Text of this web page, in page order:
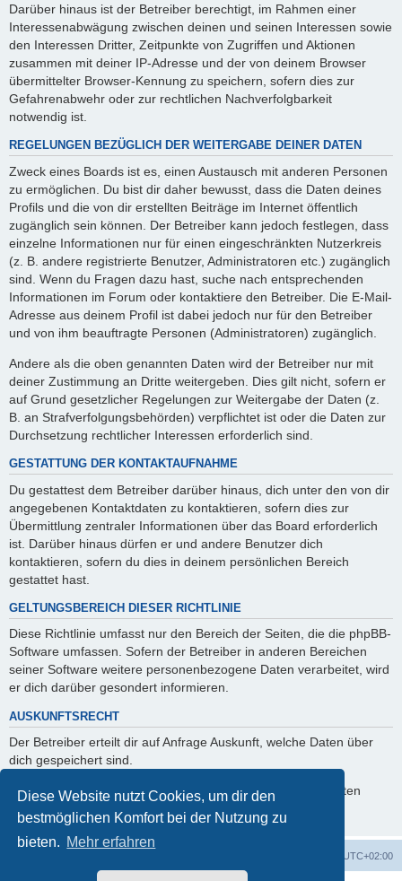
Diese Website nutzt Cookies, um dir den
bestmöglichen Komfort bei der Nutzung zu
bieten. Mehr erfahren
Darüber hinaus ist der Betreiber berechtigt, im Rahmen einer
Interessenabwägung zwischen deinen und seinen Interessen sowie
den Interessen Dritter, Zeitpunkte von Zugriffen und Aktionen
zusammen mit deiner IP-Adresse und der von deinem Browser
übermittelter Browser-Kennung zu speichern, sofern dies zur
Gefahrenabwehr oder zur rechtlichen Nachverfolgbarkeit
notwendig ist.
REGELUNGEN BEZÜGLICH DER WEITERGABE DEINER DATEN
Zweck eines Boards ist es, einen Austausch mit anderen Personen
zu ermöglichen. Du bist dir daher bewusst, dass die Daten deines
Profils und die von dir erstellten Beiträge im Internet öffentlich
zugänglich sein können. Der Betreiber kann jedoch festlegen, dass
einzelne Informationen nur für einen eingeschränkten Nutzerkreis
(z. B. andere registrierte Benutzer, Administratoren etc.) zugänglich
sind. Wenn du Fragen dazu hast, suche nach entsprechenden
Informationen im Forum oder kontaktiere den Betreiber. Die E-Mail-
Adresse aus deinem Profil ist dabei jedoch nur für den Betreiber
und von ihm beauftragte Personen (Administratoren) zugänglich.
Andere als die oben genannten Daten wird der Betreiber nur mit
deiner Zustimmung an Dritte weitergeben. Dies gilt nicht, sofern er
auf Grund gesetzlicher Regelungen zur Weitergabe der Daten (z.
B. an Strafverfolgungsbehörden) verpflichtet ist oder die Daten zur
Durchsetzung rechtlicher Interessen erforderlich sind.
GESTATTUNG DER KONTAKTAUFNAHME
Du gestattest dem Betreiber darüber hinaus, dich unter den von dir
angegebenen Kontaktdaten zu kontaktieren, sofern dies zur
Übermittlung zentraler Informationen über das Board erforderlich
ist. Darüber hinaus dürfen er und andere Benutzer dich
kontaktieren, sofern du dies in deinem persönlichen Bereich
gestattet hast.
GELTUNGSBEREICH DIESER RICHTLINIE
Diese Richtlinie umfasst nur den Bereich der Seiten, die die phpBB-
Software umfassen. Sofern der Betreiber in anderen Bereichen
seiner Software weitere personenbezogene Daten verarbeitet, wird
er dich darüber gesondert informieren.
AUSKUNFTSRECHT
Der Betreiber erteilt dir auf Anfrage Auskunft, welche Daten über
dich gespeichert sind.
Du kannst jederzeit die Löschung bzw. Sperrung deiner Daten
verlangen. Kontaktiere hierzu bitte den Betreiber.
UTC+02:00